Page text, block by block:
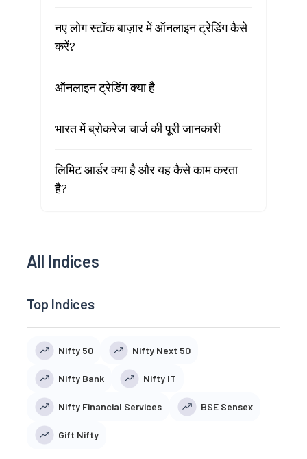
नए लोग स्टॉक बाज़ार में ऑनलाइन ट्रेडिंग कैसे
करें?
ऑनलाइन ट्रेडिंग क्या है
भारत में ब्रोकरेज चार्ज की पूरी जानकारी
लिमिट आर्डर क्या है और यह कैसे काम करता
है?
All Indices
Top Indices
Nifty 50 Nifty Next 50
Nifty Bank Nifty IT
Nifty Financial Services BSE Sensex
Gift Nifty